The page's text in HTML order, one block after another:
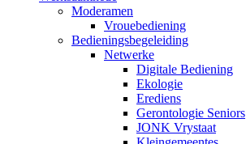
Moderamen
Vrouebediening
Bedieningsbegeleiding
Netwerke
Digitale Bediening
Ekologie
Erediens
Gerontologie Seniors
JONK Vrystaat